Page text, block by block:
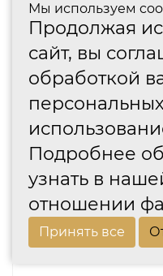
Мы используем
Продолжая
сайт, вы
обработкой
Подробнее
узнать в
отношении
Принять все